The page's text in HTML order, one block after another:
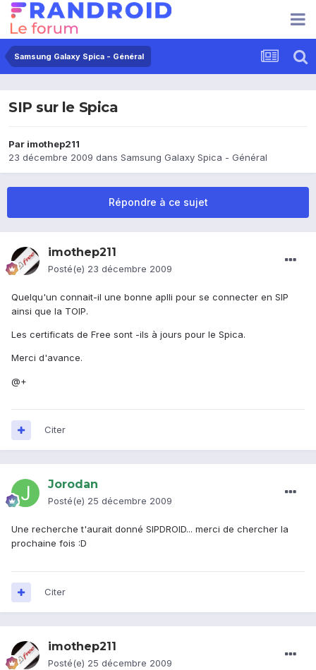
Samsung Galaxy Spica - Général
SIP sur le Spica
Par imothep211
23 décembre 2009 dans Samsung Galaxy Spica - Général
Répondre à ce sujet
imothep211
Posté(e) 23 décembre 2009
Quelqu'un connait-il une bonne aplli pour se connecter en SIP
ainsi que la TOIP.
Les certificats de Free sont -ils à jours pour le Spica.
Merci d'avance.
@+
Citer
Jorodan
Posté(e) 25 décembre 2009
Une recherche t'aurait donné SIPDROID... merci de chercher la
prochaine fois :D
Citer
imothep211
Posté(e) 25 décembre 2009